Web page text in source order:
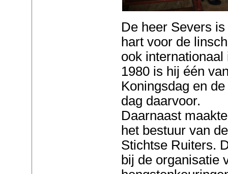
De heer Severs
hart voor de
ook
1980 is hij één
Koningsdag en
dag daarvoor.
Daarnaast
het bestuur van
Stichtse Ruiters.
bij de organisatie